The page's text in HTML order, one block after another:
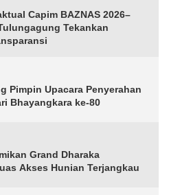
Capim BAZNAS 2026–
Tekankan
Pimpin Upacara Penyerahan
Bhayangkara ke-80
Grand Dharaka
Akses Hunian Terjangkau